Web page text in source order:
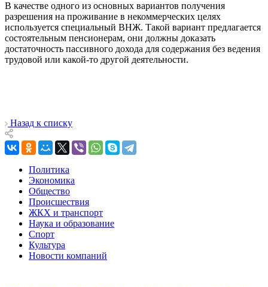
В качестве одного из основных вариантов получения
разрешения на проживание в некоммерческих целях
используется специальный ВНЖ. Такой вариант предлагается
состоятельным пенсионерам, они должны доказать
достаточность пассивного дохода для содержания без ведения
трудовой или какой-то другой деятельности.
Назад к списку
Политика
Экономика
Общество
Происшествия
ЖКХ и транспорт
Наука и образование
Спорт
Культура
Новости компаний